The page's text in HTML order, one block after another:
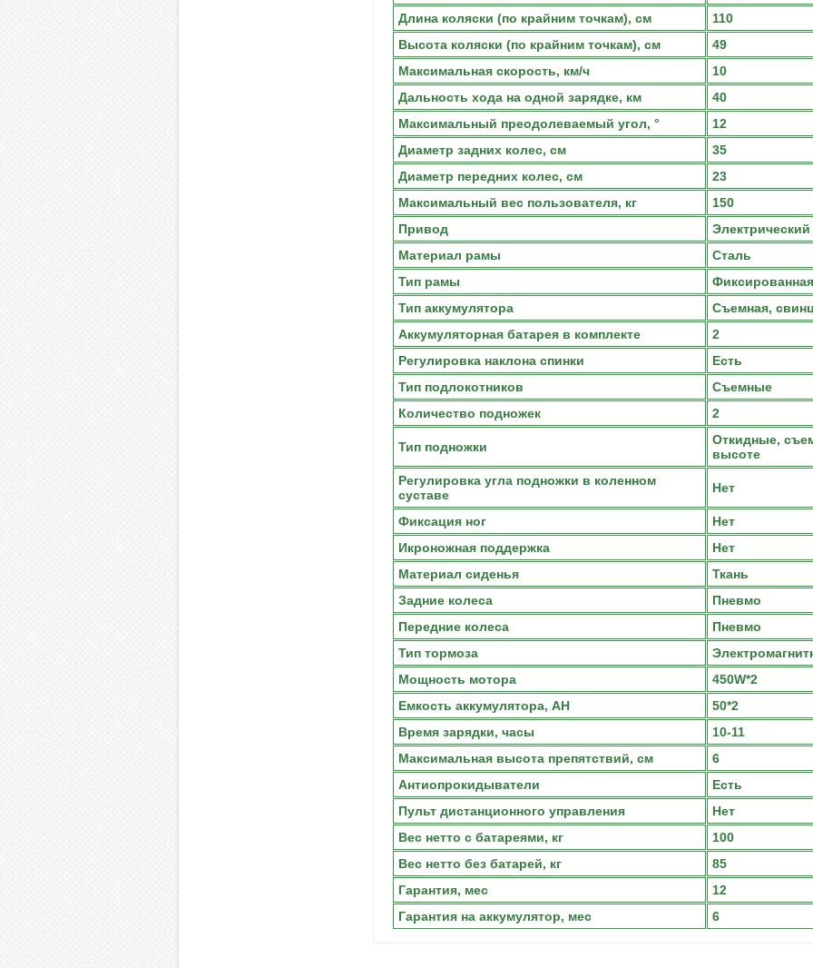
Длина коляски (по крайним точкам), см
110
Высота коляски (по крайним точкам), см
49
Максимальная скорость, км/ч
10
Дальность хода на одной зарядке, км
40
Максимальный преодолеваемый угол, °
12
Диаметр задних колес, см
35
Диаметр передних колес, см
23
Максимальный вес пользователя, кг
150
Привод
Электрический
Материал рамы
Сталь
Тип рамы
Фиксированная
Тип аккумулятора
Съемная,
Аккумуляторная батарея в комплекте
2
Регулировка наклона спинки
Есть
Тип подлокотников
Съемные
Количество подножек
2
Тип подножки
Откидные,
высоте
Регулировка угла подножки в коленном
суставе
Нет
Фиксация ног
Нет
Икроножная поддержка
Нет
Материал сиденья
Ткань
Задние колеса
Пневмо
Передние колеса
Пневмо
Тип тормоза
Мощность мотора
450W*2
Емкость аккумулятора, АН
50*2
Время зарядки, часы
10-11
Максимальная высота препятствий, см
6
Антиопрокидыватели
Есть
Пульт дистанционного управления
Нет
Вес нетто с батареями, кг
100
Вес нетто без батарей, кг
85
Гарантия, мес
12
Гарантия на аккумулятор, мес
6